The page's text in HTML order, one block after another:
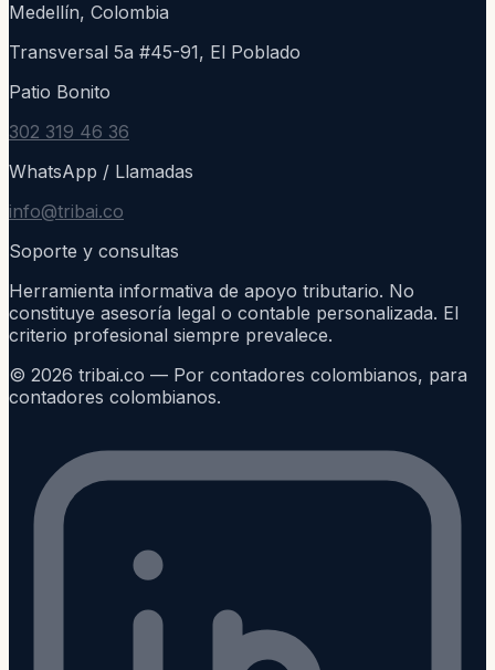
Medellín, Colombia
Transversal 5a #45-91, El Poblado
Patio Bonito
302 319 46 36
WhatsApp / Llamadas
info@tribai.co
Soporte y consultas
Herramienta informativa de apoyo tributario. No
constituye asesoría legal o contable personalizada. El
criterio profesional siempre prevalece.
© 2026 tribai.co — Por contadores colombianos, para
contadores colombianos.